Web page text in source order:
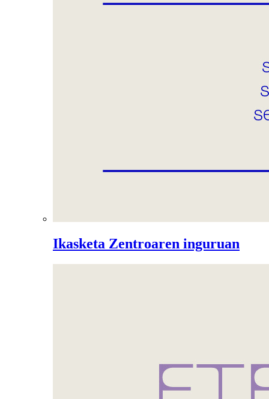
Ikasketa Zentroaren inguruan